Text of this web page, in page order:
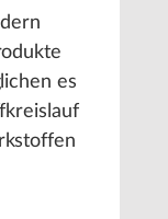
es